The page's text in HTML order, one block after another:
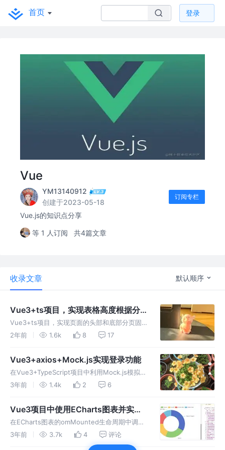
首页 登录
Vue
YM13140912
创建于2023-05-18
订阅专栏
Vue.js的知识点分享
等 1 人订阅 共4篇文章
收录文章 默认顺序
Vue3+ts项目，实现表格高度根据分
辨率自适应
Vue3+ts项目，实现页面的头部和底部分页固
定高度，中间的表格占据剩下的高度。以及不同
2年前 1.6k 8 17
Vue3+axios+Mock.js实现登录功能
在Vue3+TypeScript项目中利用Mock.js模拟后
端数据，axios实现请求来完成一个登录功能。
3年前 1.4k 2 6
Vue3项目中使用ECharts图表并实现
自适应效果
在ECharts图表的omMounted生命周期中调用
echarts.init()方法创建ECharts实例。再利用
window.addEventListener方法监听窗口的变
3年前 3.7k 4 评论